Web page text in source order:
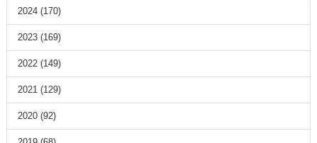
2024(170)
2023(169)
2022(149)
2021(129)
2020(92)